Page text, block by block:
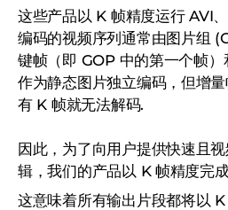
这些产品以 K 帧精度运行 AVI
编码的视频序列通常由图片组
键帧（即 GOP 中的第一个帧
作为静态图片独立编码，但增
有 K 帧就无法解码.
因此，为了向用户提供快速且
辑，我们的产品以 K 帧精度完
这意味着所有输出片段都将以